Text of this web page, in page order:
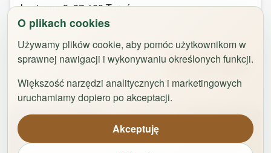
O plikach cookies
Używamy plików cookie, aby pomóc użytkownikom w
sprawnej nawigacji i wykonywaniu określonych funkcji.
Większość narzędzi analitycznych i marketingowych
uruchamiamy dopiero po akceptacji.
Akceptuję
Łazienna 9,87-100Toruń
Od323,00zł Zarezerwuj